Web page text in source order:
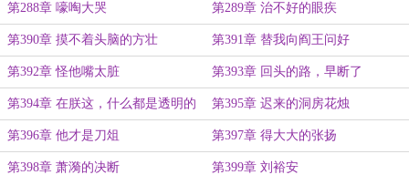
第288章 嚎啕大哭 第289章 治不好的眼疾
第390章 摸不着头脑的方壮 第391章 替我向阎王问好
第392章 怪他嘴太脏 第393章 回头的路，早断了
第394章 在朕这，什么都是透明的 第395章 迟来的洞房花烛
第396章 他才是刀俎 第397章 得大大的张扬
第398章 萧漪的决断 第399章 刘裕安